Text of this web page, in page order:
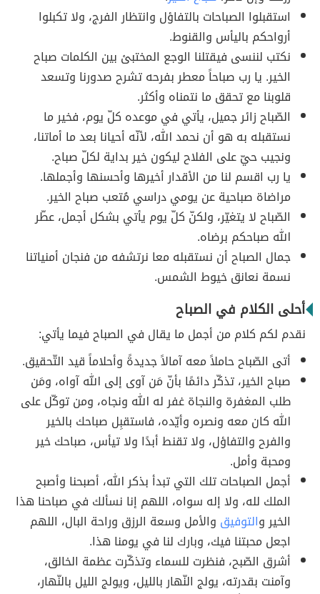
استقبلوا الصباحات بالتفاؤل وانتظار الفرج، ولا تكبلوا
أرواحكم باليأس والقنوط.
نكتب لننسى فيقتلنا الوجع المختبئ بين الكلمات صباح
الخير. يا رب صباحاً معطر بفرحه تشرح صدورنا وتسعد
قلوبنا مع تحقق ما نتمناه وأكثر.
الصّباح زائر جميل، يأتي في موعده كلّ يوم، فخير ما
نستقبله به هو أن نحمد الله، لأنّه أحيانا بعد ما أماتنا،
ونجيب حيّ على الفلاح ليكون خير بداية لكلّ صباح.
يا رب اقسم لنا من الأقدار أخيرها وأحسنها وأجملها.
مراضاة صباحية عن يومي دراسي مُتعب صباح الخير.
الصّباح لا يتغيّر، ولكنّ كلّ يوم يأتي بشكل أجمل، عطّر
الله صباحكم برضاه.
جمال الصباح أن نستقبله معا نرتشفه من فنجان أمنياتنا
نسمة نعانق خيوط الشمس.
أحلى الكلام في الصباح
نقدم لكم كلام من أجمل ما يقال في الصباح فيما يأتي:
أتى الصّباح حاملاً معه آمالاً جديدةً وأحلاماً قيد التّحقيق.
صباح الخير، تذكّر دائمًا بأنّ مَن آوى إلى الله آواه، ومَن
طلب المغفرة والنجاة غفر له الله ونجاه، ومن توكّل على
الله كان معه ونصره وأيّده، فاستقبِل صباحك بالخير
والفرح والتفاؤل، ولا تقنط أبدًا ولا تيأس، صباحك خير
ومحبة وأمل.
أجمل الصباحات تلك التي تبدأ بذكر الله، أصبحنا وأصبح
الملك لله، ولا إله سواه، اللهم إنا نسألك في صباحنا هذا
الخير والتوفيق والأمل وسعة الرزق وراحة البال، اللهم
اجعل محبتنا فيك، وبارك لنا في يومنا هذا.
أشرق الصّبح، فنظرت للسماء وتذكّرت عظمة الخالق،
وآمنت بقدرته، يولج النّهار بالليل، ويولج الليل بالنّهار،